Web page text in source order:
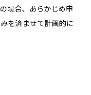
場合、あらかじめ申
を済ませて計画的に